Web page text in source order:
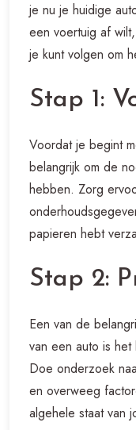
je nu je huidige
een voertuig af
je kunt volgen om
Stap 1:
Voordat je begint
belangrijk om de
hebben. Zorg
papieren hebt
Stap 2:
Een van de
van een auto is
Doe onderzoek
en overweeg
algehele staat van